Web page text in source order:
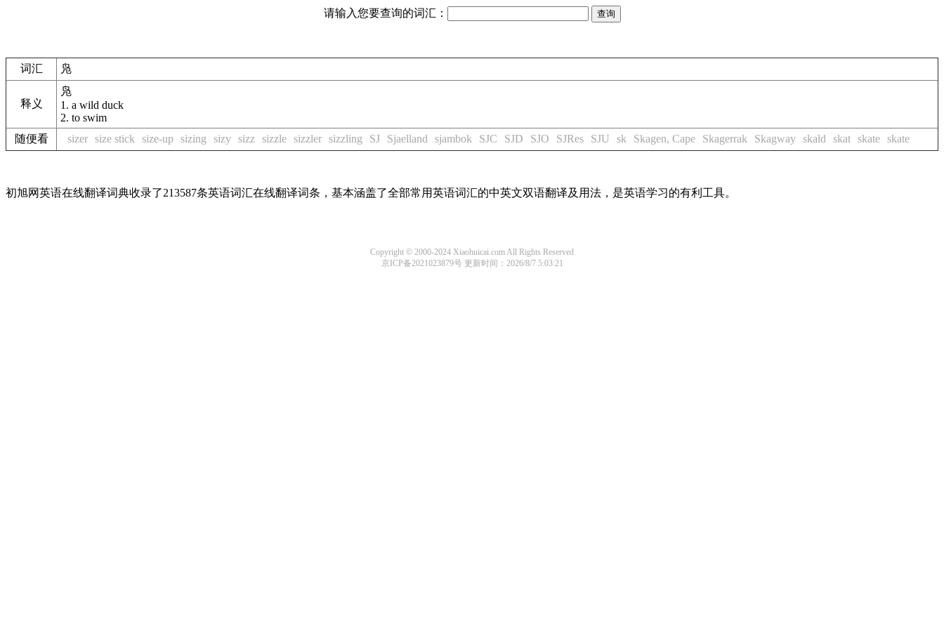
请输入您要查询的词汇：
词汇 凫
释义
凫
1. a wild duck
2. to swim
随便看
sizer size stick size-up sizing sizy sizz sizzle sizzler sizzling SJ Sjaelland sjambok SJC SJD SJO SJRes SJU sk Skagen, Cape Skagerrak Skagway skald skat skate skate
初旭网英语在线翻译词典收录了213587条英语词汇在线翻译词条，基本涵盖了全部常用英语词汇的中英文双语翻译及用法，是英语学习的有利工具。
Copyright © 2000-2024 Xiaohuicai.com All Rights Reserved
京ICP备2021023879号更新时间：2026/8/7 5:03:21